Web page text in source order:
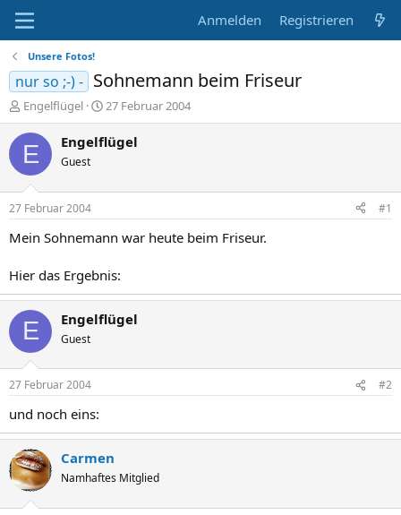
Anmelden Registrieren
Unsere Fotos!
nur so ;-) - Sohnemann beim Friseur
E
r
s
e
r
Engelflügel
E
r
s
t
a
27 Februar 2004
E Engelflügel
Guest
27 Februar 2004 #1
Mein Sohnemann war heute beim Friseur.
Hier das Ergebnis:
E Engelflügel
Guest
27 Februar 2004 #2
und noch eins:
Carmen
Namhaftes Mitglied